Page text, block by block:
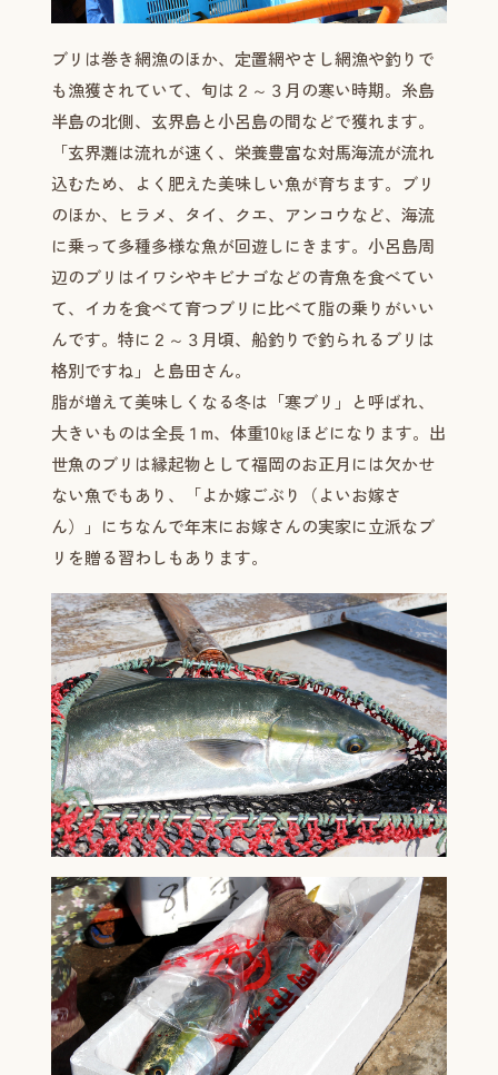
ブリは巻き網漁のほか、定置網やさし網漁や釣りで
も漁獲されていて、旬は２～３月の寒い時期。糸島
半島の北側、玄界島と小呂島の間などで獲れます。
「玄界灘は流れが速く、栄養豊富な対馬海流が流れ
込むため、よく肥えた美味しい魚が育ちます。ブリ
のほか、ヒラメ、タイ、クエ、アンコウなど、海流
に乗って多種多様な魚が回遊しにきます。小呂島周
辺のブリはイワシやキビナゴなどの青魚を食べてい
て、イカを食べて育つブリに比べて脂の乗りがいい
んです。特に２～３月頃、船釣りで釣られるブリは
格別ですね」と島田さん。
脂が増えて美味しくなる冬は「寒ブリ」と呼ばれ、
大きいものは全長１m、体重10㎏ほどになります。出
世魚のブリは縁起物として福岡のお正月には欠かせ
ない魚でもあり、「よか嫁ごぶり（よいお嫁さ
ん）」にちなんで年末にお嫁さんの実家に立派なブ
リを贈る習わしもあります。